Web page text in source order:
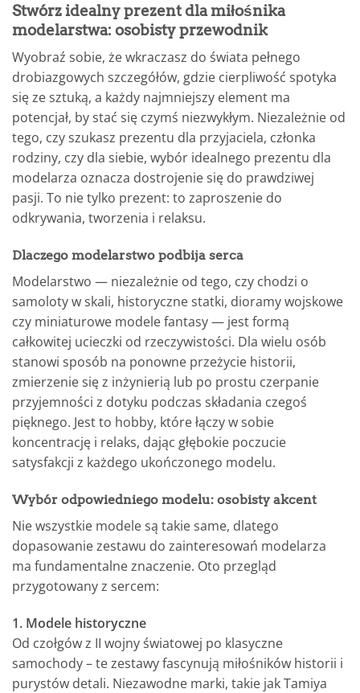
Stwórz idealny prezent dla miłośnika
modelarstwa: osobisty przewodnik
Wyobraź sobie, że wkraczasz do świata pełnego
drobiazgowych szczegółów, gdzie cierpliwość spotyka
się ze sztuką, a każdy najmniejszy element ma
potencjał, by stać się czymś niezwykłym. Niezależnie od
tego, czy szukasz prezentu dla przyjaciela, członka
rodziny, czy dla siebie, wybór idealnego prezentu dla
modelarza oznacza dostrojenie się do prawdziwej
pasji. To nie tylko prezent: to zaproszenie do
odkrywania, tworzenia i relaksu.
Dlaczego modelarstwo podbija serca
Modelarstwo — niezależnie od tego, czy chodzi o
samoloty w skali, historyczne statki, dioramy wojskowe
czy miniaturowe modele fantasy — jest formą
całkowitej ucieczki od rzeczywistości. Dla wielu osób
stanowi sposób na ponowne przeżycie historii,
zmierzenie się z inżynierią lub po prostu czerpanie
przyjemności z dotyku podczas składania czegoś
pięknego. Jest to hobby, które łączy w sobie
koncentrację i relaks, dając głębokie poczucie
satysfakcji z każdego ukończonego modelu.
Wybór odpowiedniego modelu: osobisty akcent
Nie wszystkie modele są takie same, dlatego
dopasowanie zestawu do zainteresowań modelarza
ma fundamentalne znaczenie. Oto przegląd
przygotowany z sercem:
1. Modele historyczne
Od czołgów z II wojny światowej po klasyczne
samochody – te zestawy fascynują miłośników historii i
purystów detali. Niezawodne marki, takie jak Tamiya